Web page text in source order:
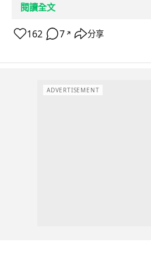
閱讀全文
162 7 ↗ 分享
ADVERTISEMENT